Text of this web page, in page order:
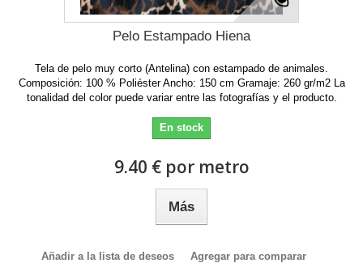
Pelo Estampado Hiena
Tela de pelo muy corto (Antelina) con estampado de animales.
Composición: 100 % Poliéster Ancho: 150 cm Gramaje: 260 gr/m2 La
tonalidad del color puede variar entre las fotografías y el producto.
En stock
9.40 € por metro
Más
Añadir a la lista de deseos Agregar para comparar